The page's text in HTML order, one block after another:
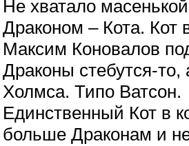
Не хватало
Драконом – Кота.
Максим Коновалов
Драконы стебутся-то,
Холмса. Типо Ватсон.
Единственный Кот в
больше Драконам и